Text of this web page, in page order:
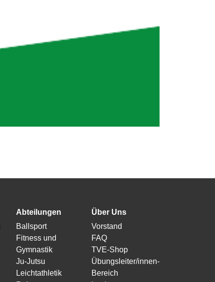
Abteilungen
Ballsport
Fitness und
Gymnastik
Ju-Jutsu
Leichtathletik
Über Uns
Vorstand
FAQ
TVE-Shop
Übungsleiter/innen-
Bereich